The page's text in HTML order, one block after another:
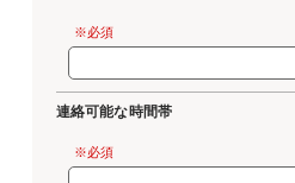
※必須
連絡可能な時間帯
※必須